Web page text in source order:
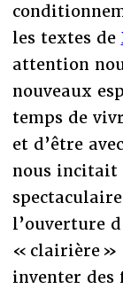
les textes de
attention
nouveaux
temps de
et d’être
nous incitait
l’ouverture
« clairière »
inventer des